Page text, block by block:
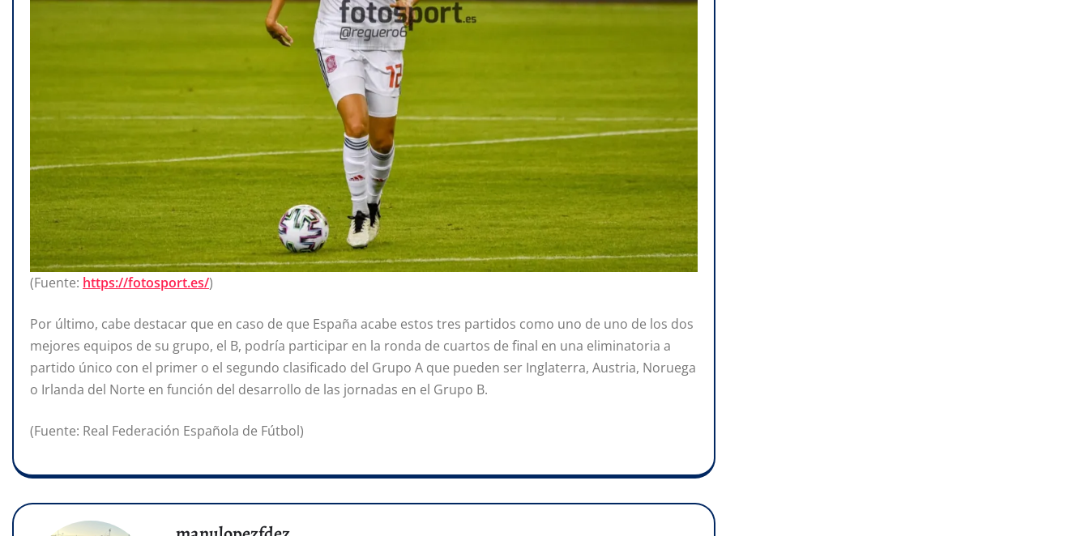
(Fuente: https://fotosport.es/)
Por último, cabe destacar que en caso de que España acabe estos tres partidos como uno de uno de los dos
mejores equipos de su grupo, el B, podría participar en la ronda de cuartos de final en una eliminatoria a
partido único con el primer o el segundo clasificado del Grupo A que pueden ser Inglaterra, Austria, Noruega
o Irlanda del Norte en función del desarrollo de las jornadas en el Grupo B.
(Fuente: Real Federación Española de Fútbol)